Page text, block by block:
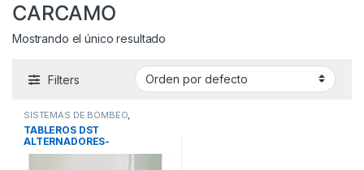
ACCESORIOS (0)
BEBEDEROS(0)
BIODIGESTORES(0)
CARCAMO
Mostrando el único resultado
Filters
SISTEMAS DE BOMBEO,
TABLEROS , TABLEROS
ALTERNADORES
TABLEROS DST
ALTERNADORES-
SIMULTANEADORES PARA